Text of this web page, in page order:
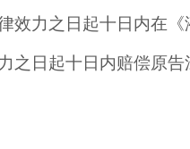
力之日起十日内在
之日起十日内赔偿原